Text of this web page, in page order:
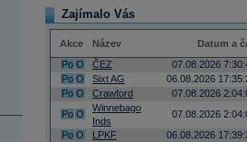
Zajímalo Vás
Akce Název
Datum a
Po O ČEZ
07.08.2026
Po O Sixt AG
06.08.2026
Po O Crawford
07.08.2026
Po O
Winnebago
Inds
07.08.2026
Po O LPKF 06.08.2026